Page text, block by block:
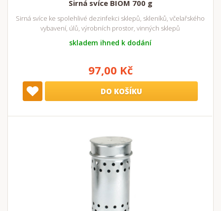
Sirná svíce BIOM 700 g
Sirná svíce ke spolehlivé dezinfekci sklepů, skleníků, včelařského
vybavení, úlů, výrobních prostor, vinných sklepů
skladem ihned k dodání
97,00 Kč
DO KOŠÍKU